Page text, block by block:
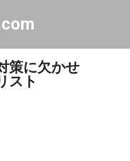
ンツに移動
策に欠かせ
スト